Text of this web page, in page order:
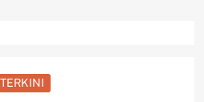
TERKINI